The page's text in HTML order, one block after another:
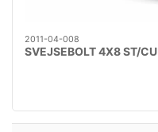
2011-04-008
SVEJSEBOLT 4X8 ST/CU